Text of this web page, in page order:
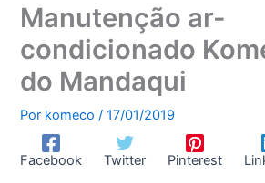
Manutenção ar-
condicionado
do Mandaqui
Por komeco/17/01/2019
Facebook Twitter Pinterest